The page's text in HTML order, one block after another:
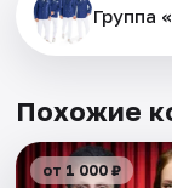
Группа
Похожие
от 1 000 ₽